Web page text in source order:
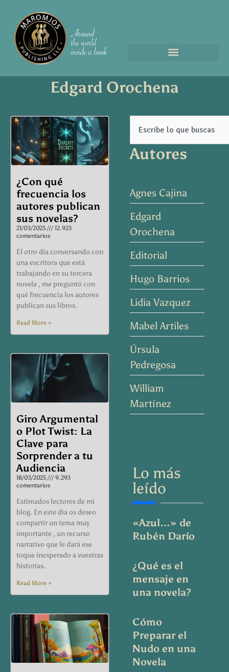
Edgard Orochena
¿Con qué
frecuencia los
autores publican
sus novelas?
21/03/2025
12.923
comentarios
El otro día conversando con
una escritora que está
trabajando en su tercera
novela , me preguntó con
qué frecuencia los autores
publican sus libros.
Read More »
Giro Argumental
o Plot Twist: La
Clave para
Sorprender a tu
Audiencia
18/03/2025
9.293
comentarios
Estimados lectores de mi
blog. En este dia os deseo
compartir un tema muy
importante , un recurso
narrativo que le dará ese
toque inesperado a vuestras
historias.
Read More »
PagePagePage Page
Autores
Agnes Cajina
Edgard
Orochena
Editorial
Hugo Barrios
Lidia Vazquez
Mabel Artiles
Úrsula
Pedregosa
William
Martínez
Lo más
leído
«Azul…» de
Rubén Darío
¿Qué es el
mensaje en
una novela?
Cómo
Preparar el
Nudo en una
Novela